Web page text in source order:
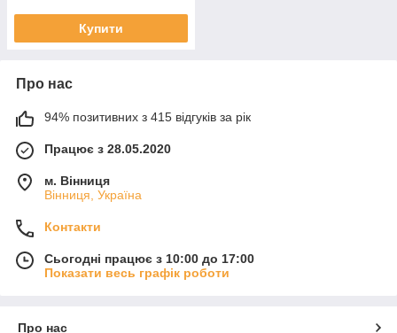
Купити
Про нас
94% позитивних з 415 відгуків за рік
Працює з 28.05.2020
м. Вінниця
Вінниця, Україна
Контакти
Сьогодні працює з 10:00 до 17:00
Показати весь графік роботи
Про нас